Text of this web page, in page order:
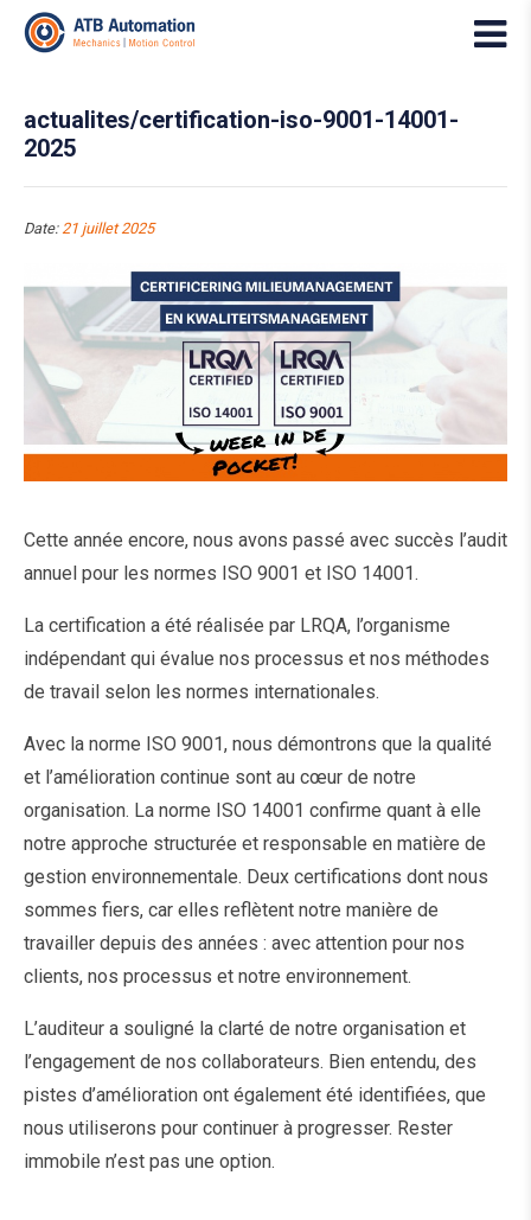
actualites/certification-iso-9001-14001-
2025
Date: 21 juillet 2025
Cette année encore, nous avons passé avec succès l’audit
annuel pour les normes ISO 9001 et ISO 14001.
La certification a été réalisée par LRQA, l’organisme
indépendant qui évalue nos processus et nos méthodes
de travail selon les normes internationales.
Avec la norme ISO 9001, nous démontrons que la qualité
et l’amélioration continue sont au cœur de notre
organisation. La norme ISO 14001 confirme quant à elle
notre approche structurée et responsable en matière de
gestion environnementale. Deux certifications dont nous
sommes fiers, car elles reflètent notre manière de
travailler depuis des années : avec attention pour nos
clients, nos processus et notre environnement.
L’auditeur a souligné la clarté de notre organisation et
l’engagement de nos collaborateurs. Bien entendu, des
pistes d’amélioration ont également été identifiées, que
nous utiliserons pour continuer à progresser. Rester
immobile n’est pas une option.